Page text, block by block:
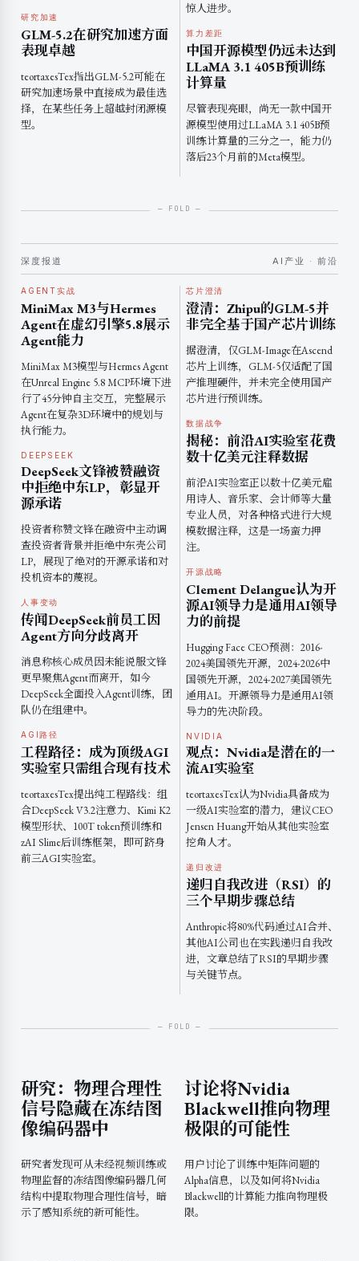
研究加速
GLM-5.2在研究加速方面
表现卓越
teortaxesTex指出GLM-5.2可能在
研究加速场景中直接成为最佳选
择，在某些任务上超越封闭源模
型。
惊人进步。
算力差距
中国开源模型仍远未达到
LLaMA 3.1 405B预训练
计算量
尽管表现亮眼，尚无一款中国开
源模型使用过LLaMA 3.1 405B预
训练计算量的三分之一，能力仍
落后23个月前的Meta模型。
深度报道 AI产业 · 前沿
AGENT实战
MiniMax M3与Hermes
Agent在虚幻引擎5.8展示
Agent能力
MiniMax M3模型与Hermes Agent
在Unreal Engine 5.8 MCP环境下进
行了45分钟自主交互，完整展示
Agent在复杂3D环境中的规划与
执行能力。
DEEPSEEK
DeepSeek文锋被赞融资
中拒绝中东LP，彰显开
源承诺
投资者称赞文锋在融资中主动调
查投资者背景并拒绝中东壳公司
LP，展现了绝对的开源承诺和对
投机资本的蔑视。
人事变动
传闻DeepSeek前员工因
Agent方向分歧离开
消息称核心成员因未能说服文锋
更早聚焦Agent而离开，如今
DeepSeek全面投入Agent训练，团
队仍在组建中。
AGI路径
工程路径：成为顶级AGI
实验室只需组合现有技术
teortaxesTex提出纯工程路线：组
合DeepSeek V3.2注意力、Kimi K2
模型形状、100T token预训练和
zAI Slime后训练框架，即可跻身
前三AGI实验室。
芯片澄清
澄清：Zhipu的GLM-5并
非完全基于国产芯片训练
据澄清，仅GLM-Image在Ascend
芯片上训练，GLM-5仅适配了国
产推理硬件，并未完全使用国产
芯片进行预训练。
数据战争
揭秘：前沿AI实验室花费
数十亿美元注释数据
前沿AI实验室正以数十亿美元雇
用诗人、音乐家、会计师等大量
专业人员，对各种格式进行大规
模数据注释，这是一场蛮力押
注。
开源战略
Clement Delangue认为开
源AI领导力是通用AI领导
力的前提
Hugging Face CEO预测：2016-
2024美国领先开源，2024-2026中
国领先开源，2024-2027美国领先
通用AI。开源领导力是通用AI领
导力的先决阶段。
NVIDIA
观点：Nvidia是潜在的一
流AI实验室
teortaxesTex认为Nvidia具备成为
一级AI实验室的潜力，建议CEO
Jensen Huang开始从其他实验室
挖角人才。
递归改进
递归自我改进（RSI）的
三个早期步骤总结
Anthropic将80%代码通过AI合并、
其他AI公司也在实践递归自我改
进，文章总结了RSI的早期步骤
与关键节点。
研究：物理合理性
信号隐藏在冻结图
像编码器中
研究者发现可从未经视频训练或
物理监督的冻结图像编码器几何
结构中提取物理合理性信号，暗
示了感知系统的新可能性。
讨论将Nvidia
Blackwell推向物理
极限的可能性
用户讨论了训练中矩阵问题的
Alpha信息，以及如何将Nvidia
Blackwell的计算能力推向物理极
限。